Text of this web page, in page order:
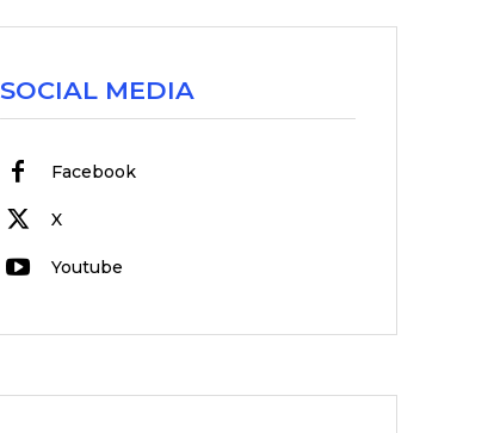
SOCIAL MEDIA
Facebook
X
Youtube